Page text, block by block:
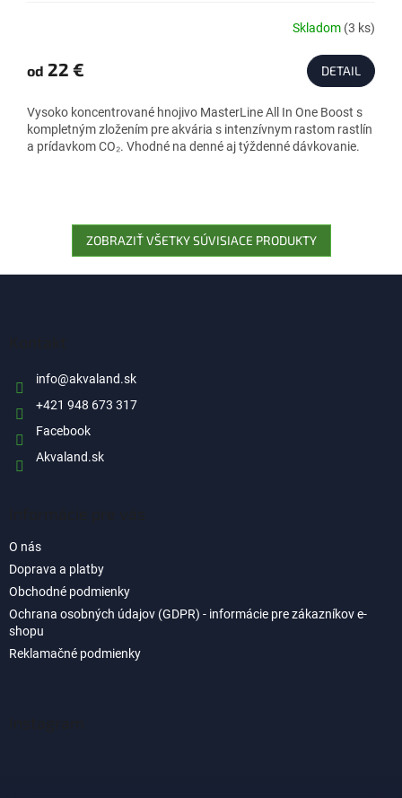
produktu
je
z
5
hviezdičiek.
Skladom (3 ks)
od 22 € DETAIL
Vysoko koncentrované hnojivo MasterLine All In One Boost s
kompletným zložením pre akvária s intenzívnym rastom rastlín
a prídavkom CO₂. Vhodné na denné aj týždenné dávkovanie.
ZOBRAZIŤ VŠETKY SÚVISIACE PRODUKTY
info@akvaland.sk
+421 948 673 317
Facebook
Akvaland.sk
O nás
Doprava a platby
Obchodné podmienky
Ochrana osobných údajov (GDPR) - informácie pre zákazníkov e-
shopu
Reklamačné podmienky